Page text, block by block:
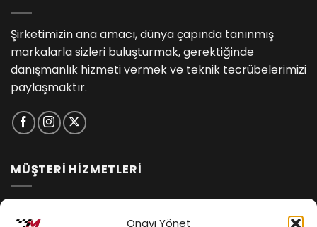
Onayı Yönet
Şirketimizin ana amacı, dünya çapında tanınmış
markalarla sizleri buluşturmak, gerektiğinde
danışmanlık hizmeti vermek ve teknik tecrübelerimizi
paylaşmaktır.
MÜŞTERİ HİZMETLERİ